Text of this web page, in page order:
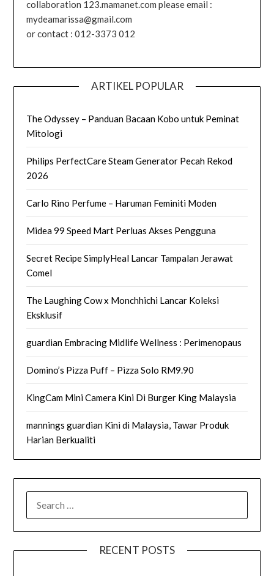
collaboration 123.mamanet.com please email :
mydeamarissa@gmail.com
or contact : 012-3373 012
ARTIKEL POPULAR
The Odyssey – Panduan Bacaan Kobo untuk Peminat
Mitologi
Philips PerfectCare Steam Generator Pecah Rekod
2026
Carlo Rino Perfume – Haruman Feminiti Moden
Midea 99 Speed Mart Perluas Akses Pengguna
Secret Recipe SimplyHeal Lancar Tampalan Jerawat
Comel
The Laughing Cow x Monchhichi Lancar Koleksi
Eksklusif
guardian Embracing Midlife Wellness : Perimenopaus
Domino’s Pizza Puff – Pizza Solo RM9.90
KingCam Mini Camera Kini Di Burger King Malaysia
mannings guardian Kini di Malaysia, Tawar Produk
Harian Berkualiti
FOR:
RECENT POSTS